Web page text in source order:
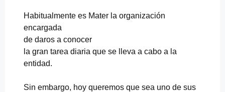
Habitualmente es Mater la organización
encargada
de daros a conocer
la gran tarea diaria que se lleva a cabo a la
entidad.
Sin embargo, hoy queremos que sea uno de sus